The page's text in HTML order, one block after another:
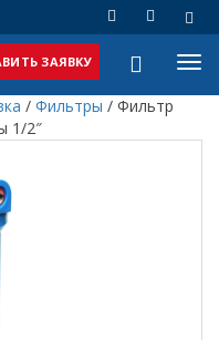
ЗАЯВКУ
/ Фильтры / Фильтр
1/2″